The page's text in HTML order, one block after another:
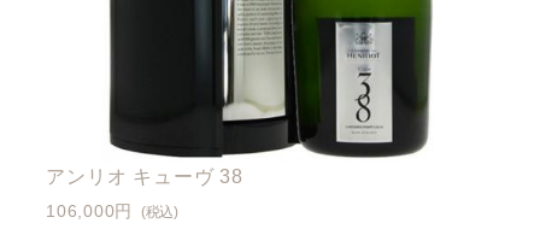
アンリオ キューヴ 38
106,000円 (税込)